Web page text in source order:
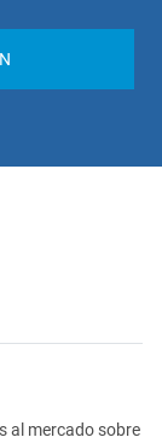
al mercado sobre